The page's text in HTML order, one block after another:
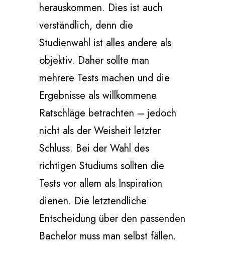
herauskommen. Dies ist auch
verständlich, denn die
Studienwahl ist alles andere als
objektiv. Daher sollte man
mehrere Tests machen und die
Ergebnisse als willkommene
Ratschläge betrachten – jedoch
nicht als der Weisheit letzter
Schluss. Bei der Wahl des
richtigen Studiums sollten die
Tests vor allem als Inspiration
dienen. Die letztendliche
Entscheidung über den passenden
Bachelor muss man selbst fällen.